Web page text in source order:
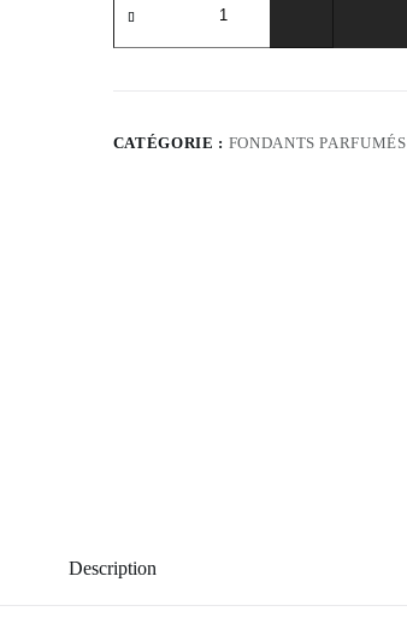
de
Parfumé
CATÉGORIE : FONDANTS PARFUMÉS
Description